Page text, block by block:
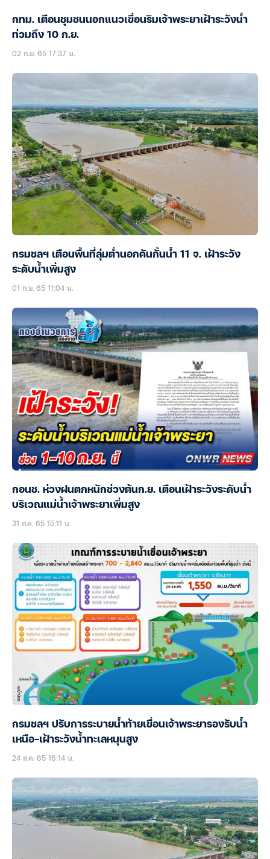
กทม. เตือนชุมชนนอกแนวเขื่อนริมเจ้าพระยาเฝ้าระวังน้ำ
ท่วมถึง 10 ก.ย.
02 ก.ย. 65 17:37 น.
กรมชลฯ เตือนพื้นที่ลุ่มต่ำนอกคันกั้นน้ำ 11 จ. เฝ้าระวัง
ระดับน้ำเพิ่มสูง
01 ก.ย. 65 11:04 น.
กอนช. ห่วงฝนตกหนักช่วงต้นก.ย. เตือนเฝ้าระวังระดับน้ำ
บริเวณแม่น้ำเจ้าพระยาเพิ่มสูง
31 ส.ค. 65 15:11 น.
กรมชลฯ ปรับการระบายน้ำท้ายเขื่อนเจ้าพระยารองรับน้ำ
เหนือ-เฝ้าระวังน้ำทะเลหนุนสูง
24 ส.ค. 65 16:14 น.